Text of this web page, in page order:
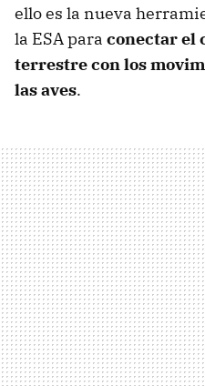
ello es la nueva
la ESA para conectar el
terrestre con los
las aves.